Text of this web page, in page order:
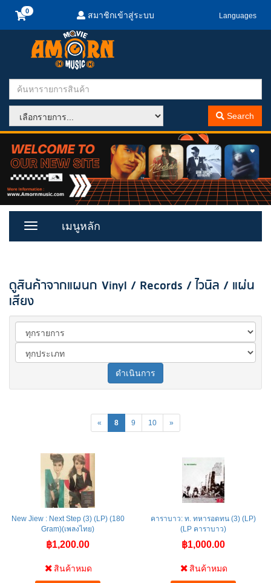
สมาชิกเข้าสู่ระบบ Languages
Search
Toggle
เมนูหลัก
ดูสินค้าจากแผนก Vinyl / Records / ไวนิล / แผ่น
เสียง
ดำเนินการ
« 8 9 10 »
New Jiew : Next Step (3) (LP) (180
Gram)(เพลงไทย)
฿1,200.00
สินค้าหมด
คาราบาว: ท. ทหารอดทน (3) (LP)
(LP คาราบาว)
฿1,000.00
สินค้าหมด